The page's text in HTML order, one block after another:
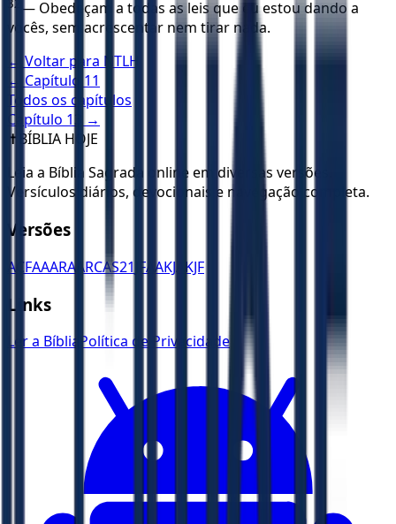
32 — Obedeçam a todas as leis que eu estou dando a
vocês, sem acrescentar nem tirar nada.
← Voltar para NTLH
← Capítulo 11
Todos os capítulos
Capítulo 13
→
✝️ BÍBLIA HOJE
Leia a Bíblia Sagrada online em diversas versões.
Versículos diários, devocionais e navegação completa.
Versões
ACFAAARA ARCAS21 JFAAKJA KJF
Links
Ler a Bíblia Política de Privacidade